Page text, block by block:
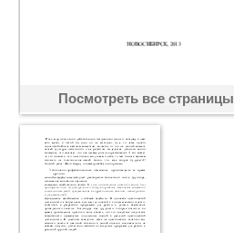
Посмотреть все страницы